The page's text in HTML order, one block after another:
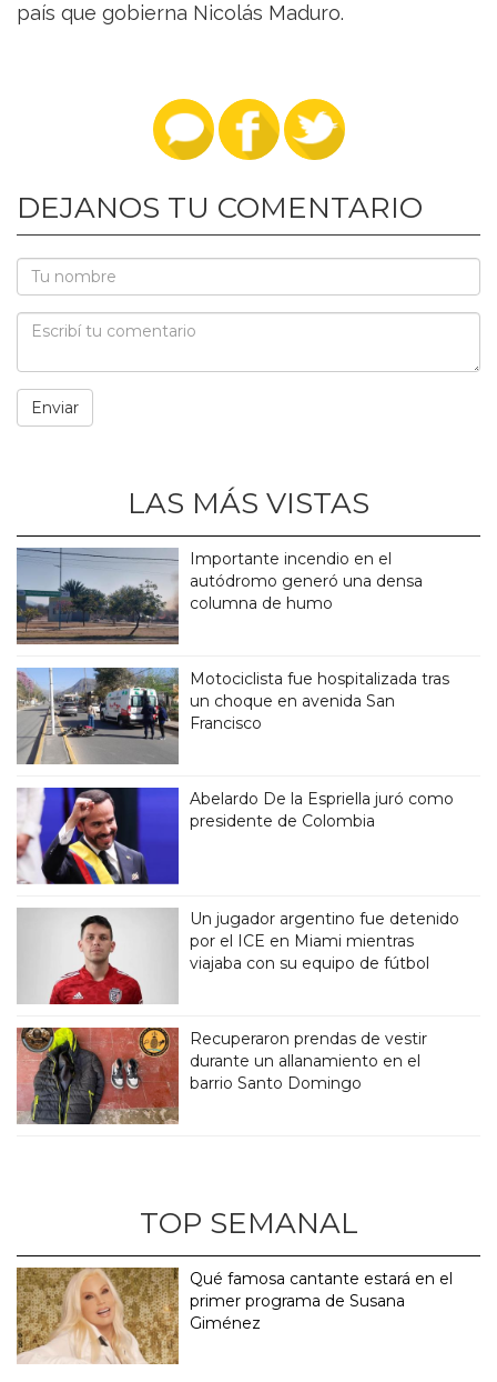
país que gobierna Nicolás Maduro.
DEJANOS TU COMENTARIO
LAS MÁS VISTAS
Importante incendio en el
autódromo generó una densa
columna de humo
Motociclista fue hospitalizada tras
un choque en avenida San
Francisco
Abelardo De la Espriella juró como
presidente de Colombia
Un jugador argentino fue detenido
por el ICE en Miami mientras
viajaba con su equipo de fútbol
Recuperaron prendas de vestir
durante un allanamiento en el
barrio Santo Domingo
TOP SEMANAL
Qué famosa cantante estará en el
primer programa de Susana
Giménez